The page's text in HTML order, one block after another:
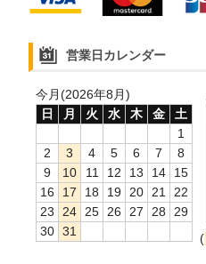
営業日カレンダー
今月(2026年8月)
日
月 火 水 木 金
土
1
2
3 4 5 6 7
8
9
10 11 12 13 14
15
16
17 18 19 20 21
22
23
24 25 26 27 28
29
30 31
(